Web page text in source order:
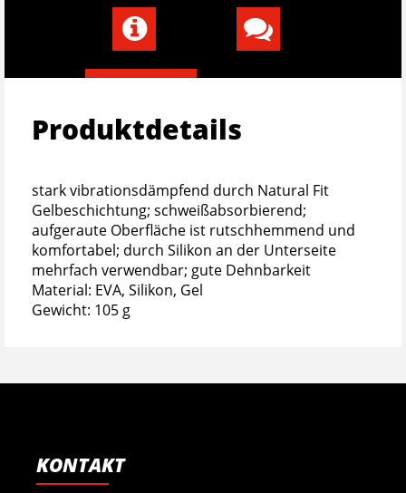
Produktdetails
stark vibrationsdämpfend durch Natural Fit
Gelbeschichtung; schweißabsorbierend;
aufgeraute Oberfläche ist rutschhemmend und
komfortabel; durch Silikon an der Unterseite
mehrfach verwendbar; gute Dehnbarkeit
Material: EVA, Silikon, Gel
Gewicht: 105 g
KONTAKT